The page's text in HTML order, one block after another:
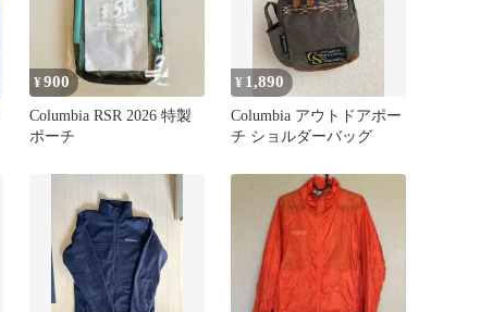
¥900
Columbia RSR 2026 特製
ポーチ
¥ 1,890
Columbia アウトドアポー
チ ショルダーバッグ